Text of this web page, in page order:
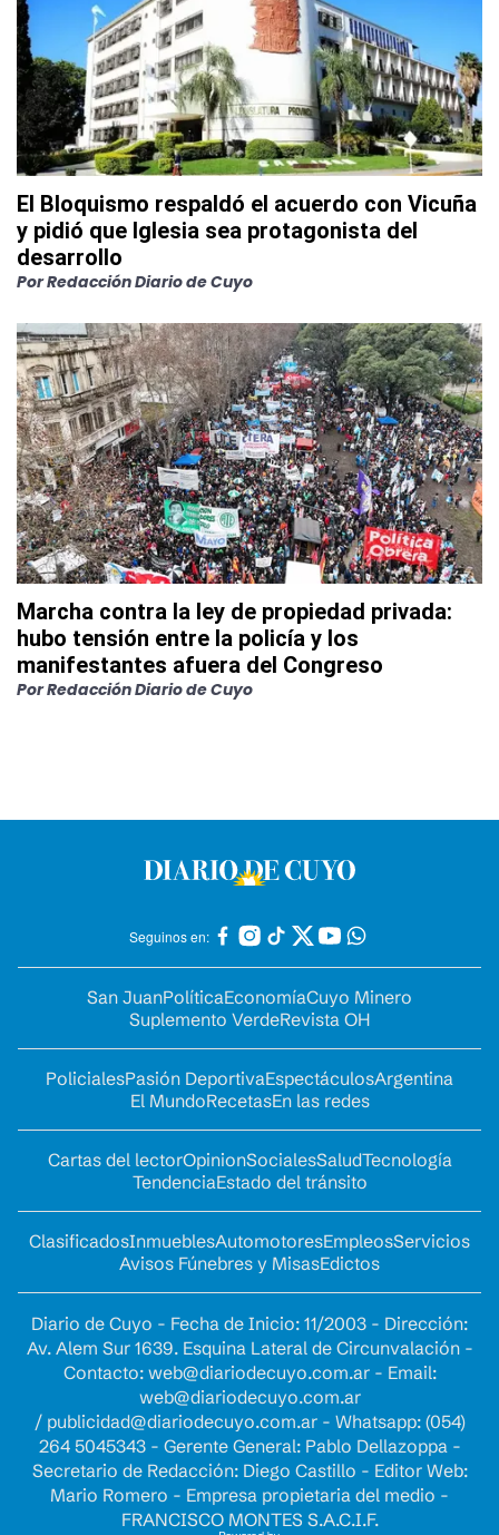
El Bloquismo respaldó el acuerdo con Vicuña
y pidió que Iglesia sea protagonista del
desarrollo
PorRedacción Diario de Cuyo
Marcha contra la ley de propiedad privada:
hubo tensión entre la policía y los
manifestantes afuera del Congreso
PorRedacción Diario de Cuyo
Seguinos en:
San JuanPolíticaEconomíaCuyo Minero
Suplemento VerdeRevista OH
PolicialesPasión DeportivaEspectáculosArgentina
El MundoRecetasEn las redes
Cartas del lectorOpinionSocialesSaludTecnología
TendenciaEstado del tránsito
ClasificadosInmueblesAutomotoresEmpleosServicios
Avisos Fúnebres y MisasEdictos
Diario de Cuyo - Fecha de Inicio: 11/2003 - Dirección:
Av. Alem Sur 1639. Esquina Lateral de Circunvalación -
Contacto: web@diariodecuyo.com.ar- Email:
web@diariodecuyo.com.ar
/ publicidad@diariodecuyo.com.ar- Whatsapp: (054)
264 5045343 - Gerente General: Pablo Dellazoppa -
Secretario de Redacción: Diego Castillo - Editor Web:
Mario Romero - Empresa propietaria del medio -
FRANCISCO MONTES S.A.C.I.F.